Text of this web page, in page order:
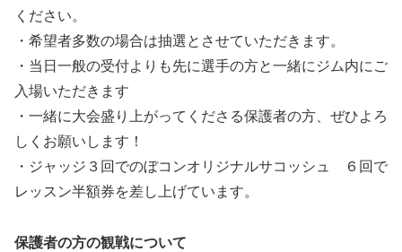
ください。
・希望者多数の場合は抽選とさせていただきます。
・当日一般の受付よりも先に選手の方と一緒にジム内にご
入場いただきます
・一緒に大会盛り上がってくださる保護者の方、ぜひよろ
しくお願いします！
・ジャッジ３回でのぼコンオリジナルサコッシュ ６回で
レッスン半額券を差し上げています。
保護者の方の観戦について